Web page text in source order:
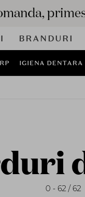
BRANDURI
IGIENA DENTARA
0 - 62 / 62